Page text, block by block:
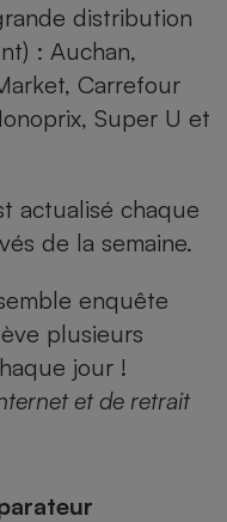
distribution
: Auchan,
Carrefour
Super U et
actualisé chaque
de la semaine.
enquête
plusieurs
jour !
et de retrait